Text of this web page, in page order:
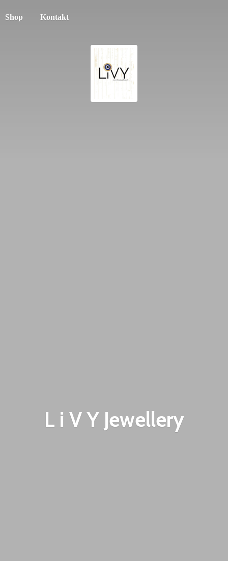
Shop Kontakt
L i VY Jewellery